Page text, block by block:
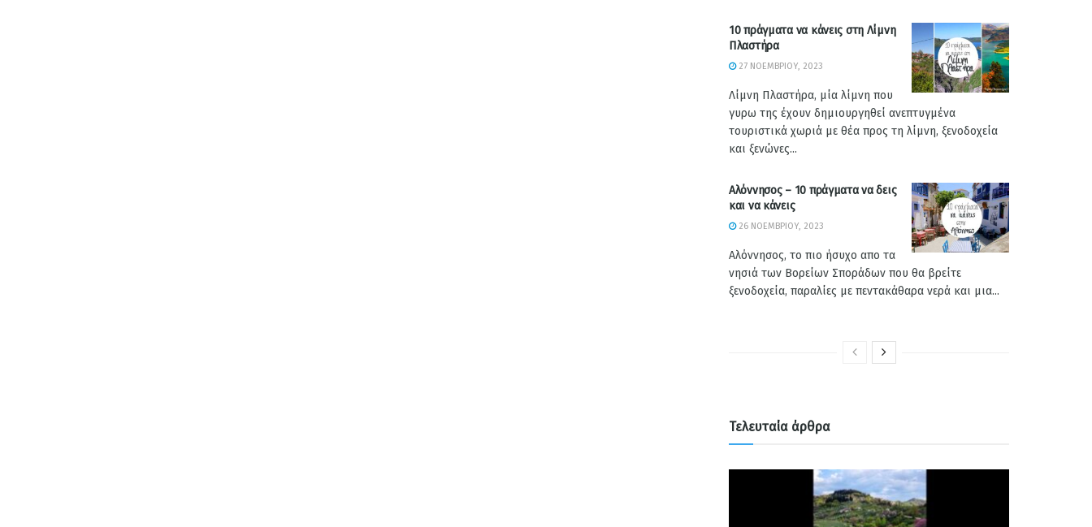
10 πράγματα να κάνεις στη Λίμνη
Πλαστήρα
27 ΝΟΕΜΒΡΊΟΥ, 2023
Λίμνη Πλαστήρα, μία λίμνη που
γυρω της έχουν δημιουργηθεί ανεπτυγμένα
τουριστικά χωριά με θέα προς τη λίμνη, ξενοδοχεία
και ξενώνες...
Αλόννησος – 10 πράγματα να δεις
και να κάνεις
26 ΝΟΕΜΒΡΊΟΥ, 2023
Αλόννησος, το πιο ήσυχο απο τα
νησιά των Βορείων Σποράδων που θα βρείτε
ξενοδοχεία, παραλίες με πεντακάθαρα νερά και μια...
Τελευταία άρθρα